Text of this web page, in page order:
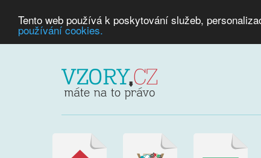
Tento web používá k poskytování služeb,
používání cookies.